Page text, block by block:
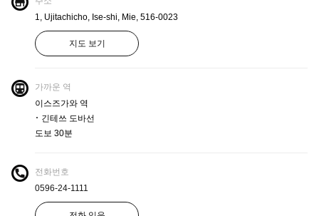
1, Ujitachicho, Ise-shi, Mie, 516-0023
지도 보기
가까운 역
이스즈가와 역
･ 긴테쓰 도바선
도보 30분
전화번호
0596-24-1111